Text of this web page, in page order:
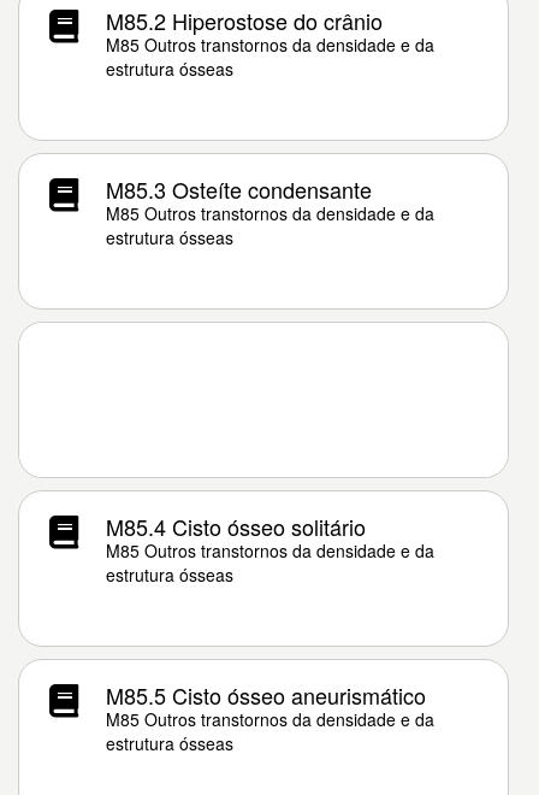
M85.2 Hiperostose do crânio
M85 Outros transtornos da densidade e da
estrutura ósseas
M85.3 Osteíte condensante
M85 Outros transtornos da densidade e da
estrutura ósseas
M85.4 Cisto ósseo solitário
M85 Outros transtornos da densidade e da
estrutura ósseas
M85.5 Cisto ósseo aneurismático
M85 Outros transtornos da densidade e da
estrutura ósseas